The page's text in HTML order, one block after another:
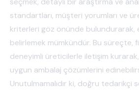
standartları, müşteri yorumları ve
kriterleri göz önünde bulundurarak,
belirlemek mümkündür. Bu süreçte,
deneyimli üreticilerle iletişim kurarak,
uygun ambalaj çözümlerini
Unutulmamalıdır ki, doğru tedarikçi